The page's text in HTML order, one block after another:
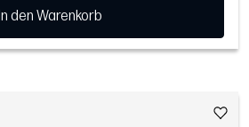
In den Warenkorb